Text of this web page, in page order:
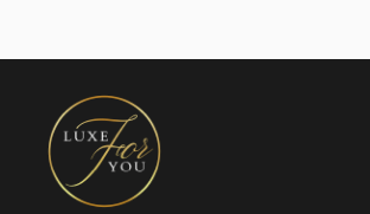
((CANCELTEXT)) ((CREATETEXT))